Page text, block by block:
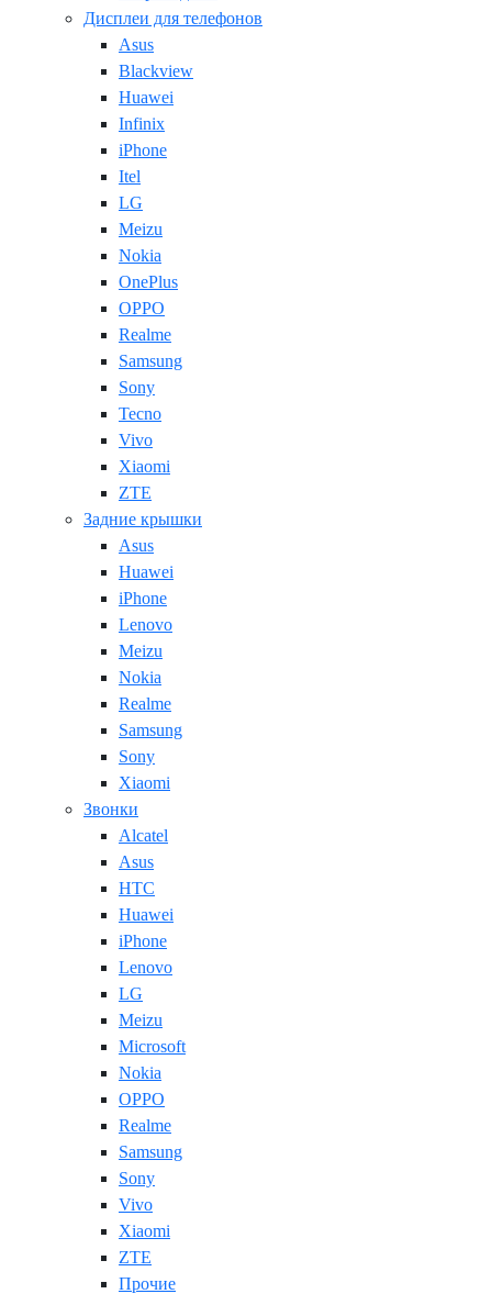
Дисплеи для телефонов
Asus
Blackview
Huawei
Infinix
iPhone
Itel
LG
Meizu
Nokia
OnePlus
OPPO
Realme
Samsung
Sony
Tecno
Vivo
Xiaomi
ZTE
Задние крышки
Asus
Huawei
iPhone
Lenovo
Meizu
Nokia
Realme
Samsung
Sony
Xiaomi
Звонки
Alcatel
Asus
HTC
Huawei
iPhone
Lenovo
LG
Meizu
Microsoft
Nokia
OPPO
Realme
Samsung
Sony
Vivo
Xiaomi
ZTE
Прочие